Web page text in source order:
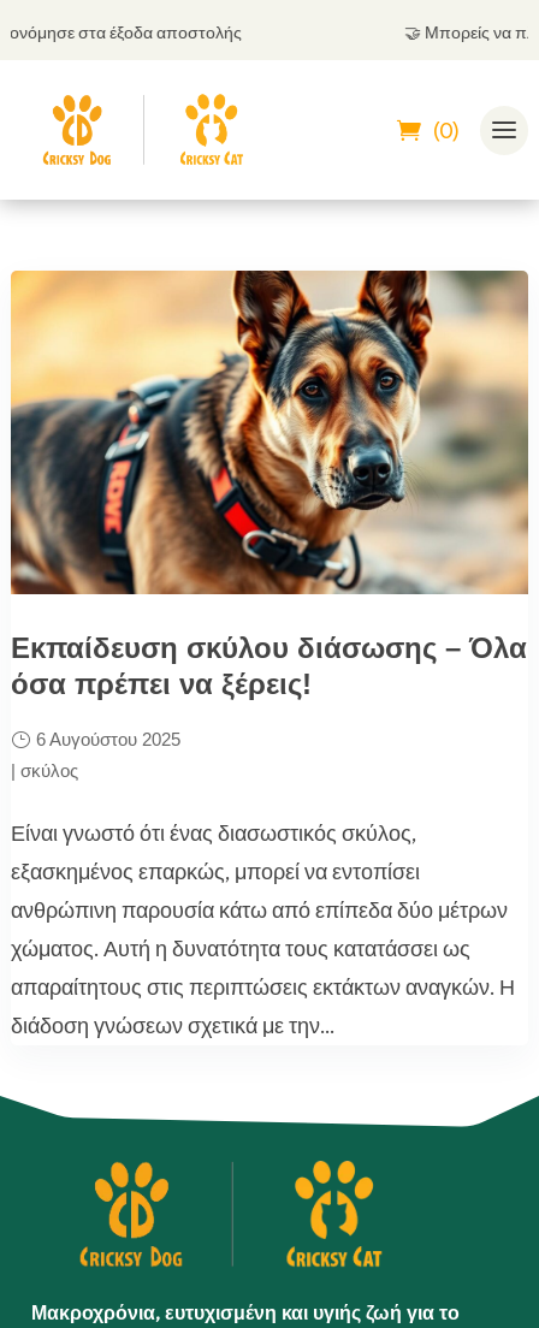
στα έξοδα αποστολής Μπορείς να
(0)
Εκπαίδευση σκύλου διάσωσης – Όλα
όσα πρέπει να ξέρεις!
6 Αυγούστου 2025
| σκύλος
Είναι γνωστό ότι ένας διασωστικός σκύλος,
εξασκημένος επαρκώς, μπορεί να εντοπίσει
ανθρώπινη παρουσία κάτω από επίπεδα δύο μέτρων
χώματος. Αυτή η δυνατότητα τους κατατάσσει ως
απαραίτητους στις περιπτώσεις εκτάκτων αναγκών. Η
διάδοση γνώσεων σχετικά με την...
Μακροχρόνια, ευτυχισμένη και υγιής ζωή για το